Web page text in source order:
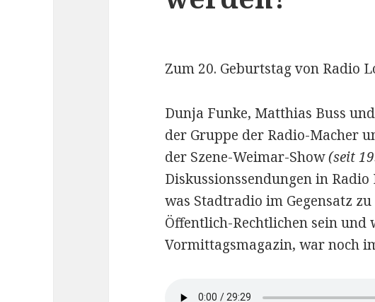
Zum 20. Geburtstag von Radio
Dunja Funke, Matthias Buss
der Gruppe der Radio-Macher
der Szene-Weimar-Show(seit
Diskussionssendungen in
was Stadtradio im Gegensatz
Öffentlich-Rechtlichen sein und
Vormittagsmagazin, war noch